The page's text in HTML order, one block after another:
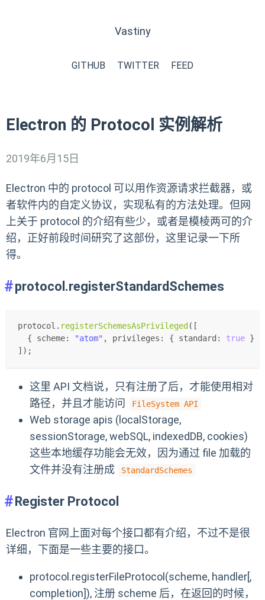
Vastiny
GITHUB TWITTER FEED
Electron 的 Protocol 实例解析
2019年6月15日
Electron 中的 protocol 可以用作资源请求拦截器，或
者软件内的自定义协议，实现私有的方法处理。但网
上关于 protocol 的介绍有些少，或者是模棱两可的介
绍，正好前段时间研究了这部份，这里记录一下所
得。
protocol.registerStandardSchemes
protocol. registerSchemesAsPrivileged ([
  {
scheme: "atom" , privileges : { standard : true }
]);
这里 API 文档说，只有注册了后，才能使用相对
路径，并且才能访问
FileSystem API
Web storage apis (localStorage,
sessionStorage, webSQL, indexedDB, cookies)
这些本地缓存功能会无效，因为通过 file 加载的
文件并没有注册成
StandardSchemes
Register Protocol
Electron 官网上面对每个接口都有介绍，不过不是很
详细，下面是一些主要的接口。
protocol.registerFileProtocol(scheme, handler[,
completion]), 注册 scheme 后，在返回的时候，